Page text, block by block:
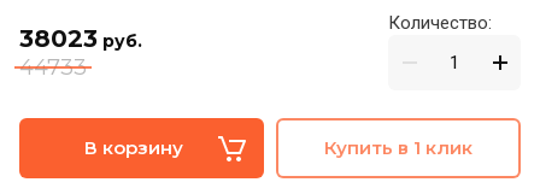
38023 руб.
44733
Количество:
В корзину Купить в 1 клик